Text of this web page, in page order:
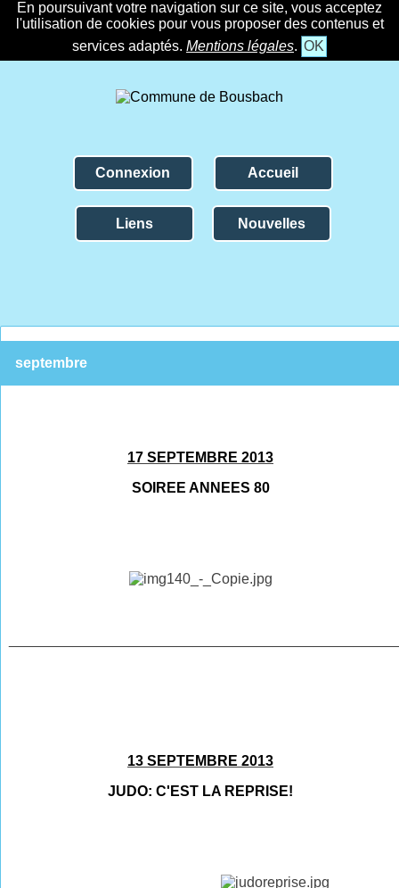
En poursuivant votre navigation sur ce site, vous acceptez
l'utilisation de cookies pour vous proposer des contenus et
services adaptés. Mentions légales. OK
Connexion Accueil
Liens Nouvelles
septembre
17 SEPTEMBRE 2013
SOIREE ANNEES 80
13 SEPTEMBRE 2013
JUDO: C'EST LA REPRISE!